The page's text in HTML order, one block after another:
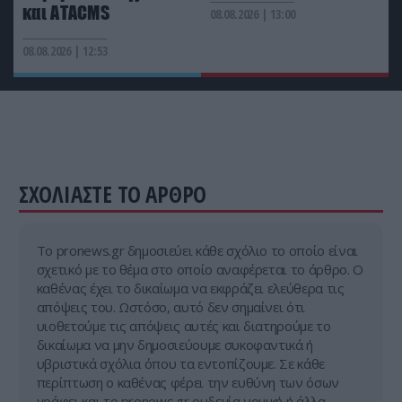
11:06
Το μυστικό με το θαλασσινό νερό: Να γιατί δεν
και ΑΤΑCMS
08.08.2026 | 12:53
08.08.2026 | 13:00
ΣΧΟΛΙΑΣΤΕ ΤΟ ΑΡΘΡΟ
Tο pronews.gr δημοσιεύει κάθε σχόλιο το οποίο είναι
σχετικό με το θέμα στο οποίο αναφέρεται το άρθρο. Ο
καθένας έχει το δικαίωμα να εκφράζει ελεύθερα τις
απόψεις του. Ωστόσο, αυτό δεν σημαίνει ότι
υιοθετούμε τις απόψεις αυτές και διατηρούμε το
δικαίωμα να μην δημοσιεύουμε συκοφαντικά ή
υβριστικά σχόλια όπου τα εντοπίζουμε. Σε κάθε
περίπτωση ο καθένας φέρει την ευθύνη των όσων